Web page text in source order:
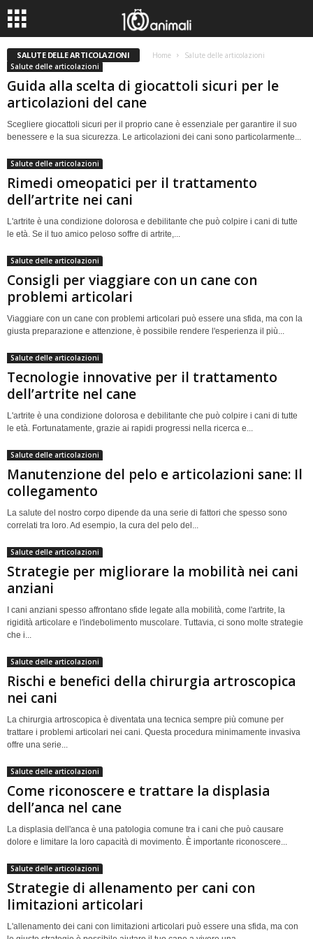
SALUTE DELLE ARTICOLAZIONI Home
Salute delle articolazioni
Salute delle articolazioni
Guida alla scelta di giocattoli sicuri per le
articolazioni del cane
Scegliere giocattoli sicuri per il proprio cane è essenziale per garantire il suo
benessere e la sua sicurezza. Le articolazioni dei cani sono particolarmente...
Salute delle articolazioni
Rimedi omeopatici per il trattamento
dell’artrite nei cani
L'artrite è una condizione dolorosa e debilitante che può colpire i cani di tutte
le età. Se il tuo amico peloso soffre di artrite,...
Salute delle articolazioni
Consigli per viaggiare con un cane con
problemi articolari
Viaggiare con un cane con problemi articolari può essere una sfida, ma con la
giusta preparazione e attenzione, è possibile rendere l'esperienza il più...
Salute delle articolazioni
Tecnologie innovative per il trattamento
dell’artrite nel cane
L'artrite è una condizione dolorosa e debilitante che può colpire i cani di tutte
le età. Fortunatamente, grazie ai rapidi progressi nella ricerca e...
Salute delle articolazioni
Manutenzione del pelo e articolazioni sane: Il
collegamento
La salute del nostro corpo dipende da una serie di fattori che spesso sono
correlati tra loro. Ad esempio, la cura del pelo del...
Salute delle articolazioni
Strategie per migliorare la mobilità nei cani
anziani
I cani anziani spesso affrontano sfide legate alla mobilità, come l'artrite, la
rigidità articolare e l'indebolimento muscolare. Tuttavia, ci sono molte strategie
che i...
Salute delle articolazioni
Rischi e benefici della chirurgia artroscopica
nei cani
La chirurgia artroscopica è diventata una tecnica sempre più comune per
trattare i problemi articolari nei cani. Questa procedura minimamente invasiva
offre una serie...
Salute delle articolazioni
Come riconoscere e trattare la displasia
dell’anca nel cane
La displasia dell'anca è una patologia comune tra i cani che può causare
dolore e limitare la loro capacità di movimento. È importante riconoscere...
Salute delle articolazioni
Strategie di allenamento per cani con
limitazioni articolari
L'allenamento dei cani con limitazioni articolari può essere una sfida, ma con